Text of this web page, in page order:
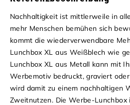
Nachhaltigkeit ist mittlerweile in
mehr Menschen bemühen sich
kommt die wiederverwendbare
Lunchbox XL aus Weißblech wie
Lunchbox XL aus Metall kann mit
Werbemotiv bedruckt, graviert
wird damit zu einem nachhaltigen
Zweitnutzen. Die Werbe-Lunchbox